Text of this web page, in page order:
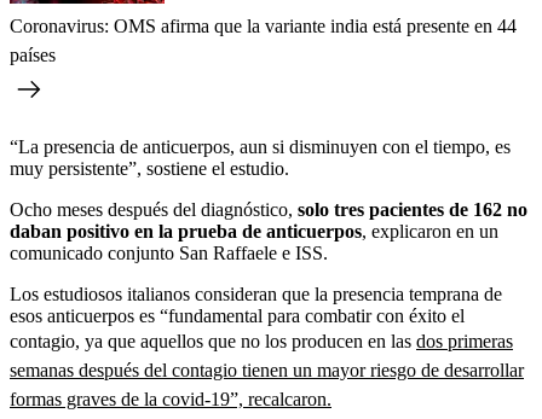
Coronavirus: OMS afirma que la variante india está presente en 44
países
“La presencia de anticuerpos, aun si disminuyen con el tiempo, es
muy persistente”, sostiene el estudio.
Ocho meses después del diagnóstico, solo tres pacientes de 162 no
daban positivo en la prueba de anticuerpos, explicaron en un
comunicado conjunto San Raffaele e ISS.
Los estudiosos italianos consideran que la presencia temprana de
esos anticuerpos es “fundamental para combatir con éxito el
contagio, ya que aquellos que no los producen en las dos primeras
semanas después del contagio tienen un mayor riesgo de desarrollar
formas graves de la covid-19”, recalcaron.